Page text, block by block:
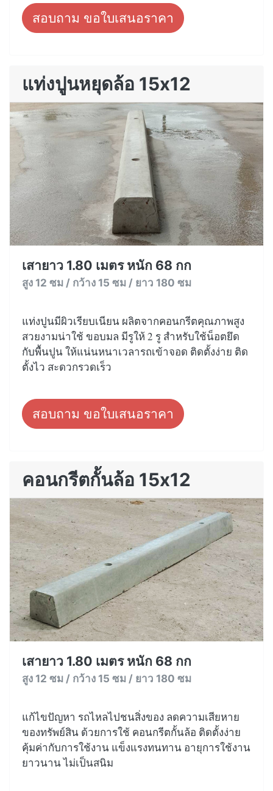
สอบถาม ขอใบเสนอราคา
แท่งปูนหยุดล้อ 15x12
เสายาว 1.80 เมตร หนัก 68 กก
สูง 12 ซม / กว้าง 15 ซม / ยาว 180 ซม
แท่งปูนมีผิวเรียบเนียน ผลิตจากคอนกรีตคุณภาพสูง
สวยงามน่าใช้ ขอบมล มีรูให้ 2 รู สำหรับใช้น็อตยึด
กับพื้นปูน ให้แน่นหนาเวลารถเข้าจอด ติดตั้งง่าย ติด
ตั้งไว สะดวกรวดเร็ว
สอบถาม ขอใบเสนอราคา
คอนกรีตกั้นล้อ 15x12
เสายาว 1.80 เมตร หนัก 68 กก
สูง 12 ซม / กว้าง 15 ซม / ยาว 180 ซม
แก้ไขปัญหา รถไหลไปชนสิ่งของ ลดความเสียหาย
ของทรัพย์สิน ด้วยการใช้ คอนกรีตกั้นล้อ ติดตั้งง่าย
คุ้มค่ากับการใช้งาน แข็งแรงทนทาน อายุการใช้งาน
ยาวนาน ไม่เป็นสนิม